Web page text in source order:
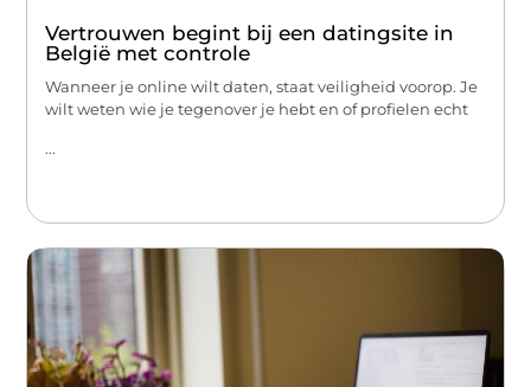
Vertrouwen begint bij een datingsite in
België met controle
Wanneer je online wilt daten, staat veiligheid voorop. Je
wilt weten wie je tegenover je hebt en of profielen echt
...